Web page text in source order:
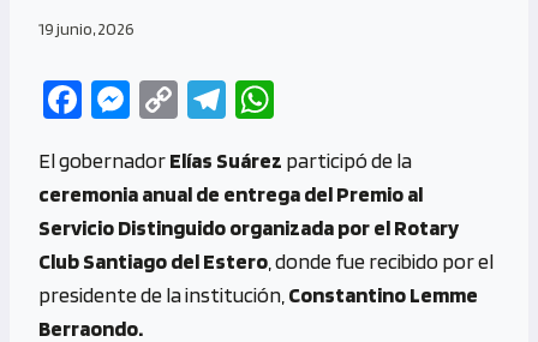
19 junio, 2026
Fa
b
o
o
k
M
se
n
g
er
C
py
Li
n
k
Te
gr
a
m
at
s
A
p
El gobernadorElías Suárez participó de la
ceremonia anual de entrega del Premio al
Servicio Distinguido organizada por el Rotary
Club Santiago del Estero , donde fue recibido por el
presidente de la institución, Constantino Lemme
Berraondo.